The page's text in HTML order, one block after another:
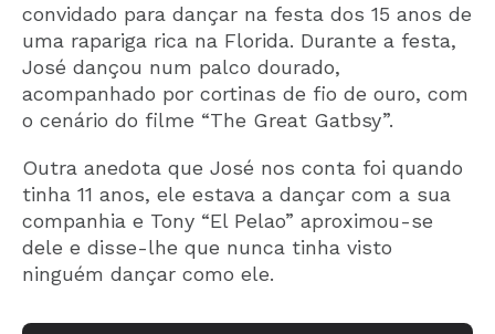
convidado para dançar na festa dos 15 anos de
uma rapariga rica na Florida. Durante a festa,
José dançou num palco dourado,
acompanhado por cortinas de fio de ouro, com
o cenário do filme “The Great Gatbsy”.
Outra anedota que José nos conta foi quando
tinha 11 anos, ele estava a dançar com a sua
companhia e Tony “El Pelao” aproximou-se
dele e disse-lhe que nunca tinha visto
ninguém dançar como ele.